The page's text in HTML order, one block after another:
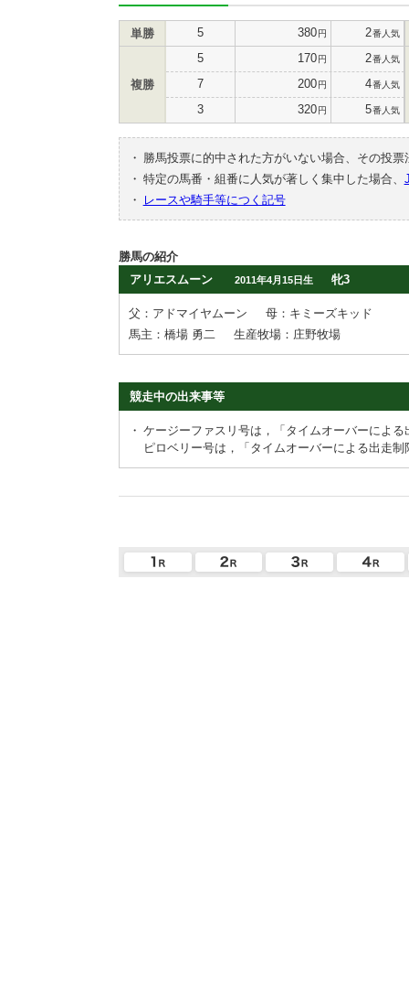
単勝 5 380円 2番人気
複勝
5 170円 2番人気
7 200円 4番人気
3 320円 5番人気
・
勝馬投票に的中された方がいない場合、その投
・ 特定の馬番・組番に人気が著しく集中した場合、
・
レースや騎手等につく記号
勝馬の紹介
アリエスムーン
2011年4月15日生 牝3
父：アドマイヤムーン
母：キミーズキッド
馬主：橋場 勇二
生産牧場：庄野牧場
競走中の出来事等
・ ケージーファスリ号は，「タイムオーバーによ
ピロベリー号は，「タイムオーバーによる出走